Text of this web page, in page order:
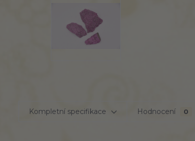
Kompletní specifikace Hodnocení 0